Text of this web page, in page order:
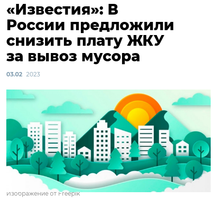
«Известия»: В
России предложили
снизить плату ЖКУ
за вывоз мусора
03.02 2023
Изображение от Freepik